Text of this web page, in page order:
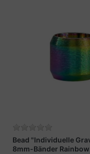
Bead "Individuelle
8mm-Bänder Rainbow